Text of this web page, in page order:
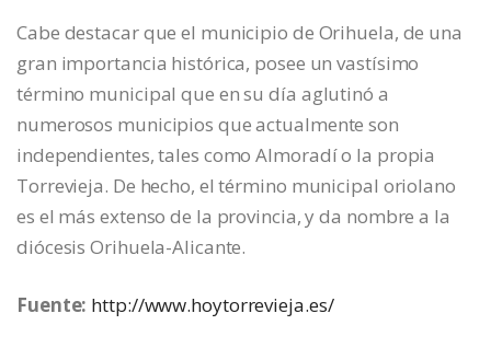
Cabe destacar que el municipio de Orihuela, de una
gran importancia histórica, posee un vastísimo
término municipal que en su día aglutinó a
numerosos municipios que actualmente son
independientes, tales como Almoradí o la propia
Torrevieja. De hecho, el término municipal oriolano
es el más extenso de la provincia, y da nombre a la
diócesis Orihuela-Alicante.
Fuente: http://www.hoytorrevieja.es/